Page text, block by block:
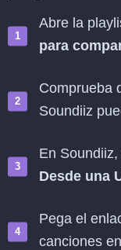
Abre la
para
Comprueba
Soundiiz
En
Desde una
Pega el
canciones